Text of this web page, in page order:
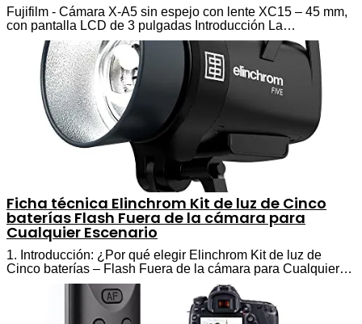
Fujifilm - Cámara X-A5 sin espejo con lente XC15 – 45 mm,
con pantalla LCD de 3 pulgadas Introducción La…
Ficha técnica Elinchrom Kit de luz de Cinco
baterías Flash Fuera de la cámara para
Cualquier Escenario
1. Introducción: ¿Por qué elegir Elinchrom Kit de luz de
Cinco baterías – Flash Fuera de la cámara para Cualquier…